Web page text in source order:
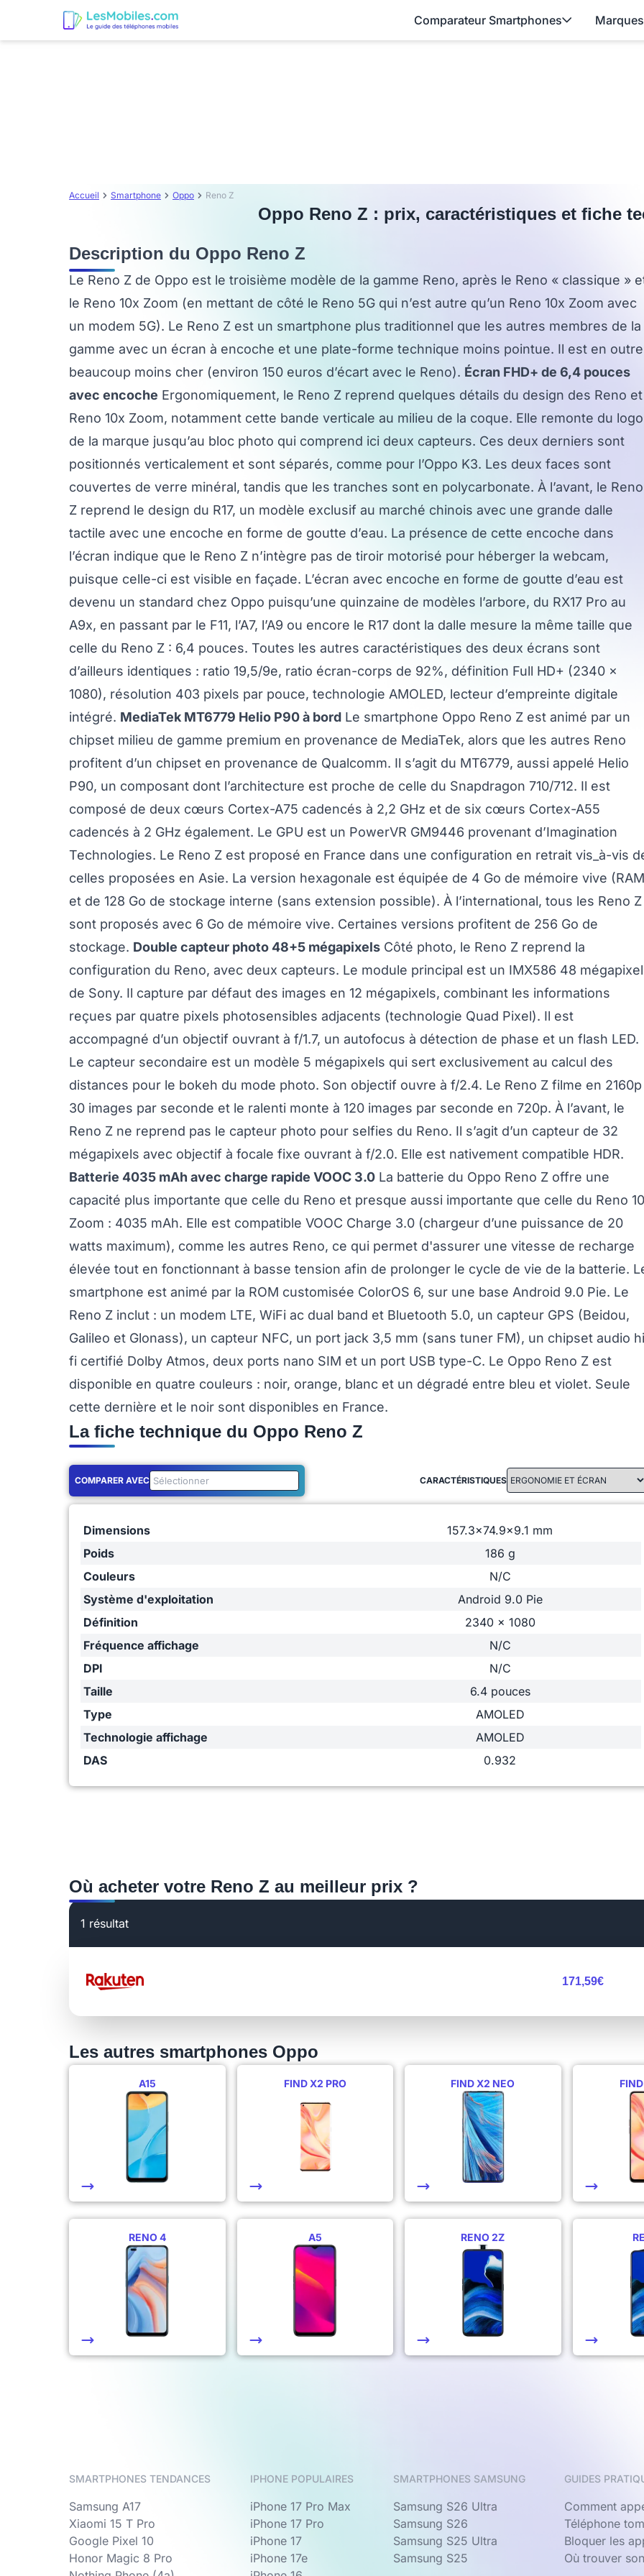
Comparateur Smartphones Marques
Accueil Smartphone Oppo Reno Z
Oppo Reno Z : prix, caractéristiques et fiche
Description du Oppo Reno Z
Le Reno Z de Oppo est le troisième modèle de la gamme Reno, après le Reno « classique »
le Reno 10x Zoom (en mettant de côté le Reno 5G qui n’est autre qu’un Reno 10x Zoom avec
un modem 5G). Le Reno Z est un smartphone plus traditionnel que les autres membres de la
gamme avec un écran à encoche et une plate-forme technique moins pointue. Il est en outre
beaucoup moins cher (environ 150 euros d’écart avec le Reno). Écran FHD+ de 6,4 pouces
avec encoche Ergonomiquement, le Reno Z reprend quelques détails du design des Reno et
Reno 10x Zoom, notamment cette bande verticale au milieu de la coque. Elle remonte du logo
de la marque jusqu’au bloc photo qui comprend ici deux capteurs. Ces deux derniers sont
positionnés verticalement et sont séparés, comme pour l’Oppo K3. Les deux faces sont
couvertes de verre minéral, tandis que les tranches sont en polycarbonate. À l’avant, le Reno
Z reprend le design du R17, un modèle exclusif au marché chinois avec une grande dalle
tactile avec une encoche en forme de goutte d’eau. La présence de cette encoche dans
l’écran indique que le Reno Z n’intègre pas de tiroir motorisé pour héberger la webcam,
puisque celle-ci est visible en façade. L’écran avec encoche en forme de goutte d’eau est
devenu un standard chez Oppo puisqu’une quinzaine de modèles l’arbore, du RX17 Pro au
A9x, en passant par le F11, l’A7, l’A9 ou encore le R17 dont la dalle mesure la même taille que
celle du Reno Z : 6,4 pouces. Toutes les autres caractéristiques des deux écrans sont
d’ailleurs identiques : ratio 19,5/9e, ratio écran-corps de 92%, définition Full HD+ (2340 x
1080), résolution 403 pixels par pouce, technologie AMOLED, lecteur d’empreinte digitale
intégré. MediaTek MT6779 Helio P90 à bord Le smartphone Oppo Reno Z est animé par un
chipset milieu de gamme premium en provenance de MediaTek, alors que les autres Reno
profitent d’un chipset en provenance de Qualcomm. Il s’agit du MT6779, aussi appelé Helio
P90, un composant dont l’architecture est proche de celle du Snapdragon 710/712. Il est
composé de deux cœurs Cortex-A75 cadencés à 2,2 GHz et de six cœurs Cortex-A55
cadencés à 2 GHz également. Le GPU est un PowerVR GM9446 provenant d’Imagination
Technologies. Le Reno Z est proposé en France dans une configuration en retrait vis_à-vis
celles proposées en Asie. La version hexagonale est équipée de 4 Go de mémoire vive
et de 128 Go de stockage interne (sans extension possible). À l’international, tous les Reno Z
sont proposés avec 6 Go de mémoire vive. Certaines versions profitent de 256 Go de
stockage. Double capteur photo 48+5 mégapixels Côté photo, le Reno Z reprend la
configuration du Reno, avec deux capteurs. Le module principal est un IMX586 48
de Sony. Il capture par défaut des images en 12 mégapixels, combinant les informations
reçues par quatre pixels photosensibles adjacents (technologie Quad Pixel). Il est
accompagné d’un objectif ouvrant à f/1.7, un autofocus à détection de phase et un flash LED.
Le capteur secondaire est un modèle 5 mégapixels qui sert exclusivement au calcul des
distances pour le bokeh du mode photo. Son objectif ouvre à f/2.4. Le Reno Z filme en 2160p
30 images par seconde et le ralenti monte à 120 images par seconde en 720p. À l’avant, le
Reno Z ne reprend pas le capteur photo pour selfies du Reno. Il s’agit d’un capteur de 32
mégapixels avec objectif à focale fixe ouvrant à f/2.0. Elle est nativement compatible HDR.
Batterie 4035 mAh avec charge rapide VOOC 3.0 La batterie du Oppo Reno Z offre une
capacité plus importante que celle du Reno et presque aussi importante que celle du Reno
Zoom : 4035 mAh. Elle est compatible VOOC Charge 3.0 (chargeur d’une puissance de 20
watts maximum), comme les autres Reno, ce qui permet d'assurer une vitesse de recharge
élevée tout en fonctionnant à basse tension afin de prolonger le cycle de vie de la batterie.
smartphone est animé par la ROM customisée ColorOS 6, sur une base Android 9.0 Pie. Le
Reno Z inclut : un modem LTE, WiFi ac dual band et Bluetooth 5.0, un capteur GPS (Beidou,
Galileo et Glonass), un capteur NFC, un port jack 3,5 mm (sans tuner FM), un chipset audio
fi certifié Dolby Atmos, deux ports nano SIM et un port USB type-C. Le Oppo Reno Z est
disponible en quatre couleurs : noir, orange, blanc et un dégradé entre bleu et violet. Seule
cette dernière et le noir sont disponibles en France.
La fiche technique du Oppo Reno Z
COMPARER AVEC CARACTÉRISTIQUES
Dimensions
157.3x74.9x9.1 mm
Poids
186 g
Couleurs
N/C
Système d'exploitation
Android 9.0 Pie
Définition
2340 x 1080
Fréquence affichage
N/C
DPI
N/C
Taille
6.4 pouces
Type
AMOLED
Technologie affichage
AMOLED
DAS
0.932
Où acheter votre Reno Z au meilleur prix ?
1 résultat
171,59€
Les autres smartphones Oppo
A15 FIND X2 PRO FIND X2 NEO
RENO 4 A5 RENO 2Z
SMARTPHONES TENDANCES
Samsung A17
Xiaomi 15 T Pro
Google Pixel 10
Honor Magic 8 Pro
IPHONE POPULAIRES
iPhone 17 Pro Max
iPhone 17 Pro
iPhone 17
iPhone 17e
SMARTPHONES SAMSUNG
Samsung S26 Ultra
Samsung S26
Samsung S25 Ultra
Samsung S25
GUIDES
Comment
Téléphone
Bloquer les
Où trouver